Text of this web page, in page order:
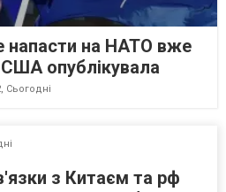
напасти на НАТО вже
опублікувала
Сьогодні
з Китаєм та рф